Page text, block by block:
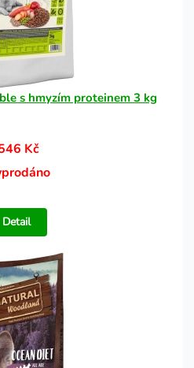
s hmyzím proteinem 3 kg
Kč
Detail